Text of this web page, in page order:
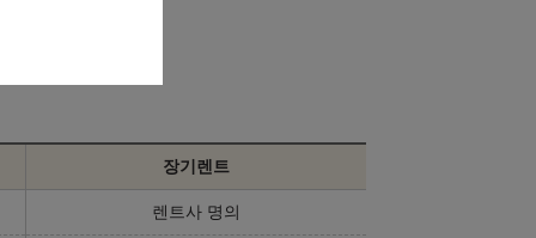
장기렌트
렌트사 명의